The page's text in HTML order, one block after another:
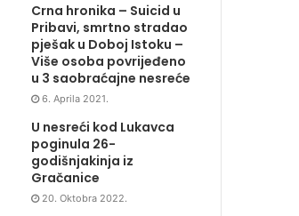
Crna hronika – Suicid u
Pribavi, smrtno stradao
pješak u Doboj Istoku –
Više osoba povrijeđeno
u 3 saobraćajne nesreće
6. Aprila 2021.
U nesreći kod Lukavca
poginula 26-
godišnjakinja iz
Gračanice
20. Oktobra 2022.